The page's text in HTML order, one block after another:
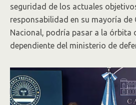
seguridad de los actuales
responsabilidad en su mayoría de
Nacional, podría pasar a la órbita
dependiente del ministerio de